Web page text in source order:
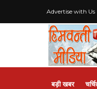
Advertise with Us
बड़ी खबर